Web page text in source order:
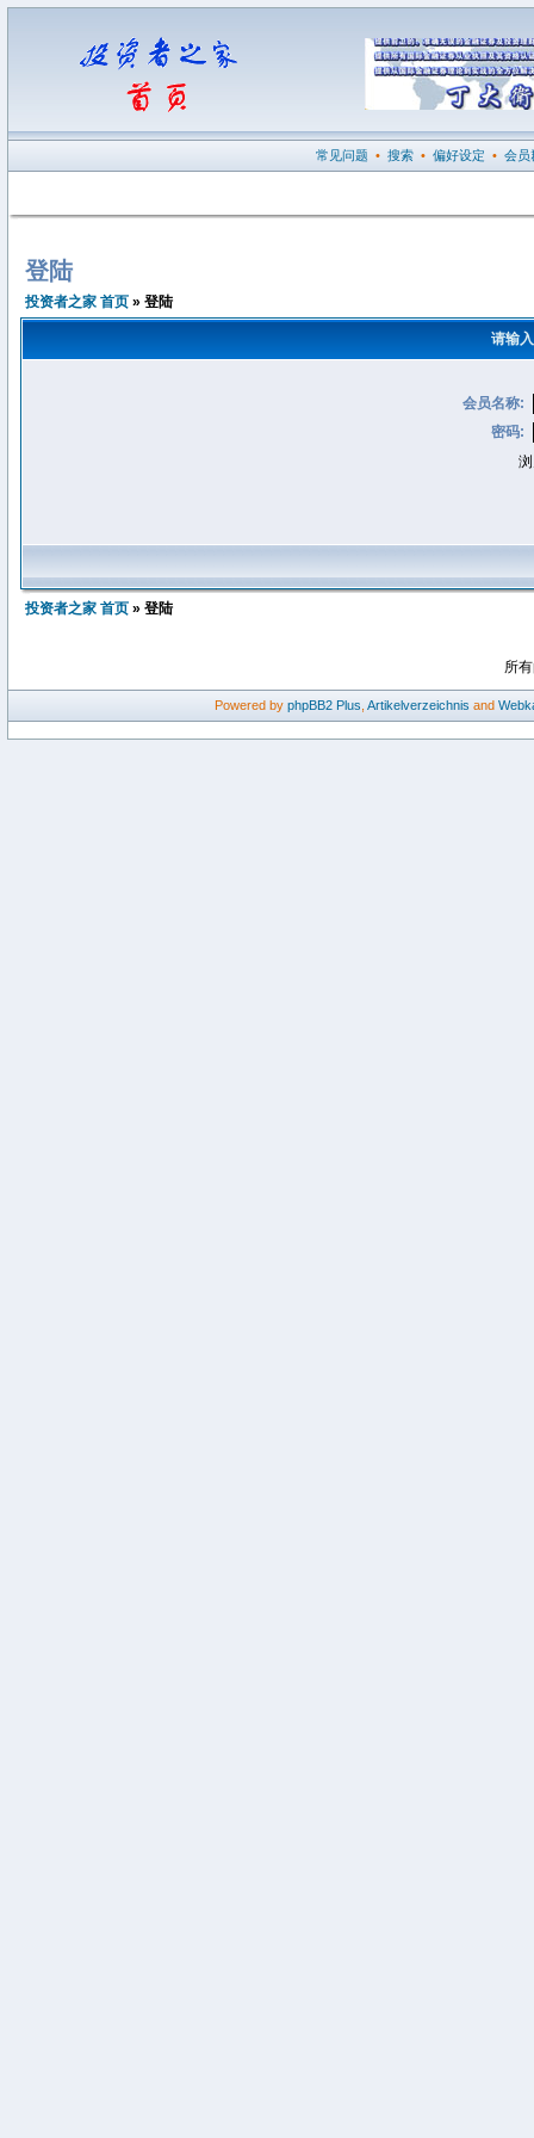
常见问题 • 搜索 • 偏好设定 • 会员
登陆
投资者之家 首页 » 登陆
请输
会员名称:
密码:
投资者之家 首页 » 登陆
所
Powered by phpBB2 Plus Artikelverzeichnis and